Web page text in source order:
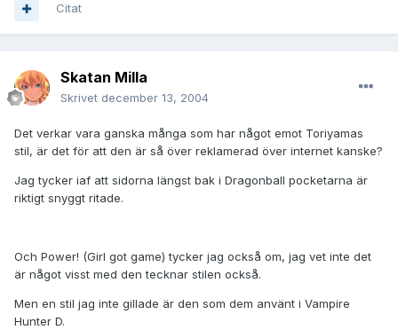
Citat
Skatan Milla
Skrivet december 13, 2004
Det verkar vara ganska många som har något emot Toriyamas
stil, är det för att den är så över reklamerad över internet kanske?
Jag tycker iaf att sidorna längst bak i Dragonball pocketarna är
riktigt snyggt ritade.
Och Power! (Girl got game) tycker jag också om, jag vet inte det
är något visst med den tecknar stilen också.
Men en stil jag inte gillade är den som dem använt i Vampire
Hunter D.